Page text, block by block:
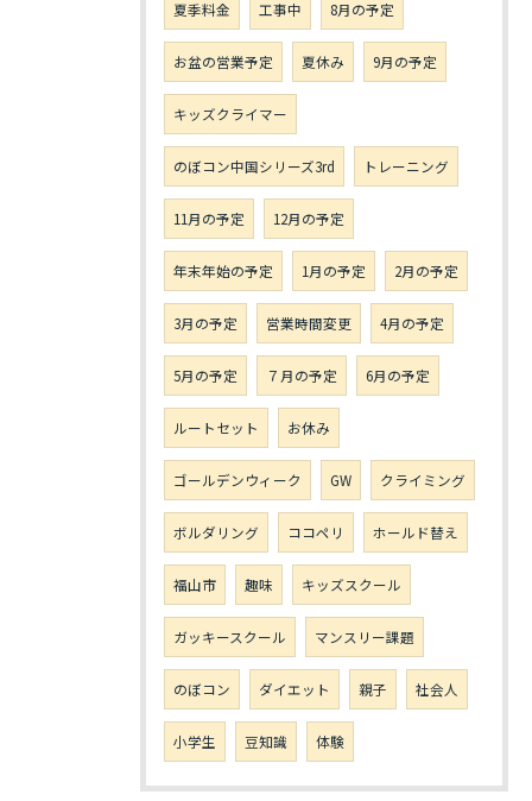
夏季料金 工事中 8月の予定
お盆の営業予定 夏休み 9月の予定
キッズクライマー
のぼコン中国シリーズ3rd トレーニング
11月の予定 12月の予定
年末年始の予定 1月の予定 2月の予定
3月の予定 営業時間変更 4月の予定
5月の予定 ７月の予定 6月の予定
ルートセット お休み
ゴールデンウィーク GW クライミング
ボルダリング ココペリ ホールド替え
福山市 趣味 キッズスクール
ガッキースクール マンスリー課題
のぼコン ダイエット 親子 社会人
小学生 豆知識 体験